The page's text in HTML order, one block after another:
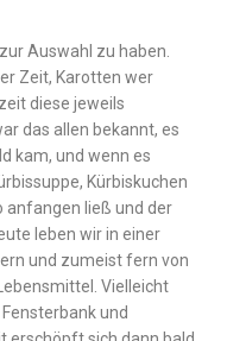
Auswahl zu haben.
Zeit, Karotten wer
diese jeweils
das allen bekannt, es
kam, und wenn es
Kürbiskuchen
anfangen ließ und der
leben wir in einer
und zumeist fern von
Vielleicht
und